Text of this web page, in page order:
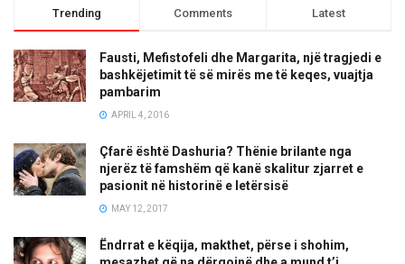
Trending Comments Latest
Fausti, Mefistofeli dhe Margarita, një tragjedi e
bashkëjetimit të së mirës me të keqes, vuajtja
pambarim
APRIL 4, 2016
Çfarë është Dashuria? Thënie brilante nga
njerëz të famshëm që kanë skalitur zjarret e
pasionit në historinë e letërsisë
MAY 12, 2017
Ëndrrat e këqija, makthet, përse i shohim,